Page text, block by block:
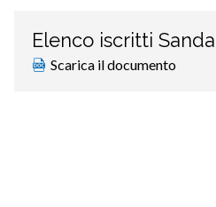
Elenco iscritti
Scarica il documento